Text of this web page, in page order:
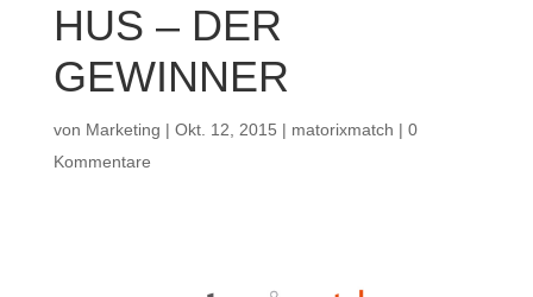
HUS – DER
GEWINNER
von Marketing | Okt. 12, 2015 | matorixmatch | 0
Kommentare